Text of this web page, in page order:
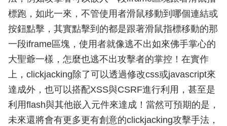
標跑，如此一來，不管使用者滑鼠移動到哪個連結或
按鈕點擊，其實點擊到的都是跟著滑鼠指標移動的那
一段iframe區塊，使用者就像逃不出如來佛手掌心的
大聖爺一樣，怎麼也逃不出攻擊者的掌控！在實作
上，clickjacking除了可以透過修改css或javascript來
達成外，也可以搭配XSS與CSRF進行利用，甚至是
利用flash與其他嵌入元件來達成！當然可預期的是，
未來還將會有更多更有創意的clickjacking攻擊手法，